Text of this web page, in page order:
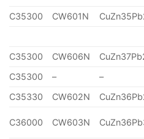
C35300 CW601N
C35300 CW606N
C35300
– –
C35330
CW602N
C36000 CW603N